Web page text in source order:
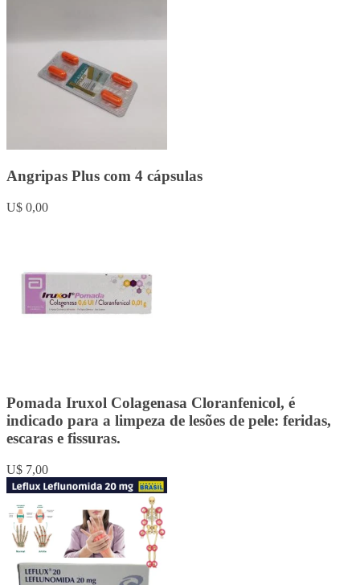
Angripas Plus com 4 cápsulas
U$ 0,00
Pomada Iruxol Colagenasa Cloranfenicol, é
indicado para a limpeza de lesões de pele: feridas,
escaras e fissuras.
U$ 7,00